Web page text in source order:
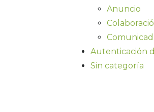
Anuncio
Autenticación
Sin categoría